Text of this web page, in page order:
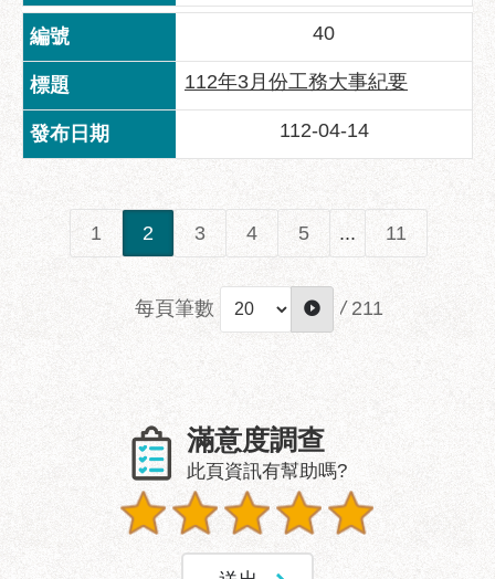
政
策
聯
絡
方
式
暨
所
各
處
話
40
112年3月份工務大事紀要
112-04-14
1 2 3 4 5 ... 11
每頁筆數 / 211
滿意度調查
此頁資訊有幫助嗎?